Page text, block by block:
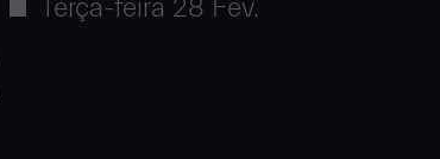
Terça-feira 28 Fev.